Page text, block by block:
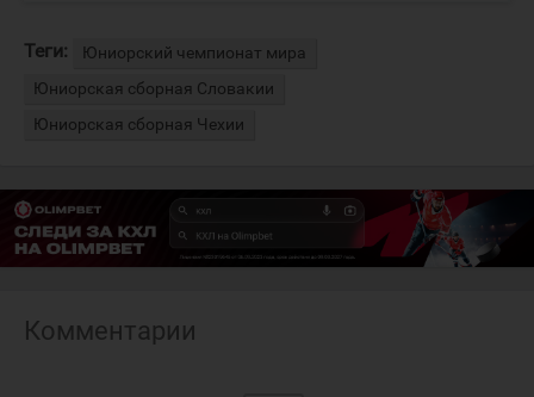
Теги:
Юниорский чемпионат мира
Юниорская сборная Словакии
Юниорская сборная Чехии
Комментарии